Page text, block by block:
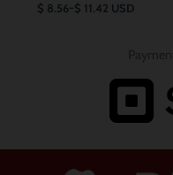
$ 8.56~$ 11.42 USD